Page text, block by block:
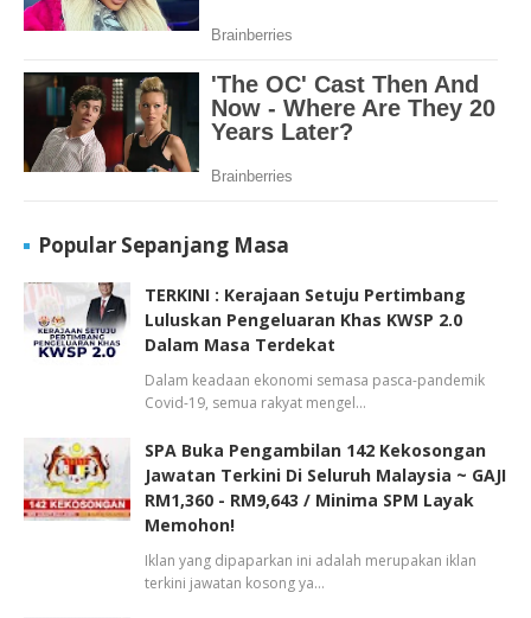
Popular Sepanjang Masa
TERKINI : Kerajaan Setuju Pertimbang
Luluskan Pengeluaran Khas KWSP 2.0
Dalam Masa Terdekat
Dalam keadaan ekonomi semasa pasca-pandemik
Covid-19, semua rakyat mengel…
SPA Buka Pengambilan 142 Kekosongan
Jawatan Terkini Di Seluruh Malaysia ~ GAJI
RM1,360 - RM9,643 / Minima SPM Layak
Memohon!
Iklan yang dipaparkan ini adalah merupakan iklan
terkini jawatan kosong ya…